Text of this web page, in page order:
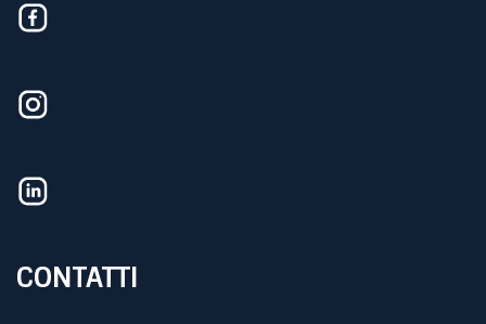
CONTATTI